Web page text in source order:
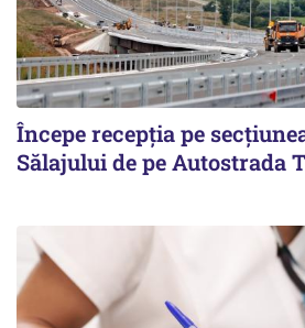
Începe recepţia pe
Sălajului de pe Autostrada